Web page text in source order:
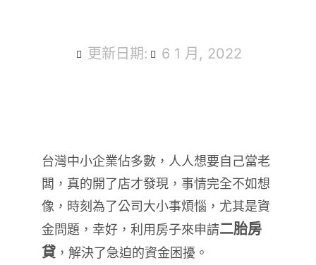
更新日期: 6 1 月, 2022
台灣中小企業佔多數，人人想要自己當老
闆，真的開了店才發現，事情完全不如想
像，時刻為了公司大小事煩惱，尤其是資
金問題，幸好，利用房子來申請二胎房
貸 ，解決了急迫的資金困擾。